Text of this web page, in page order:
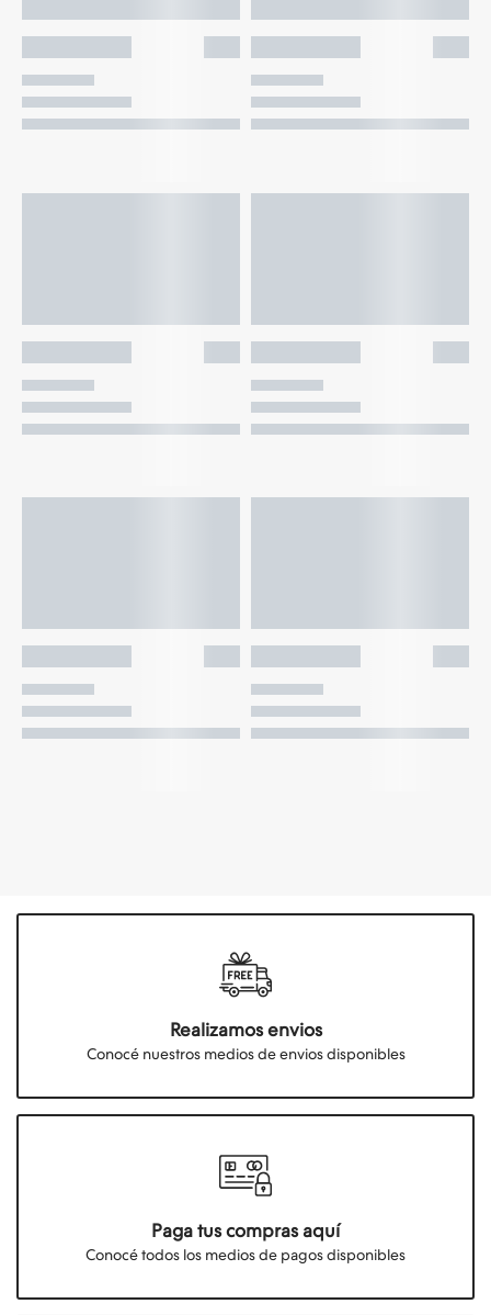
Realizamos envios
Conocé nuestros medios de envios disponibles
Paga tus compras aquí
Conocé todos los medios de pagos disponibles